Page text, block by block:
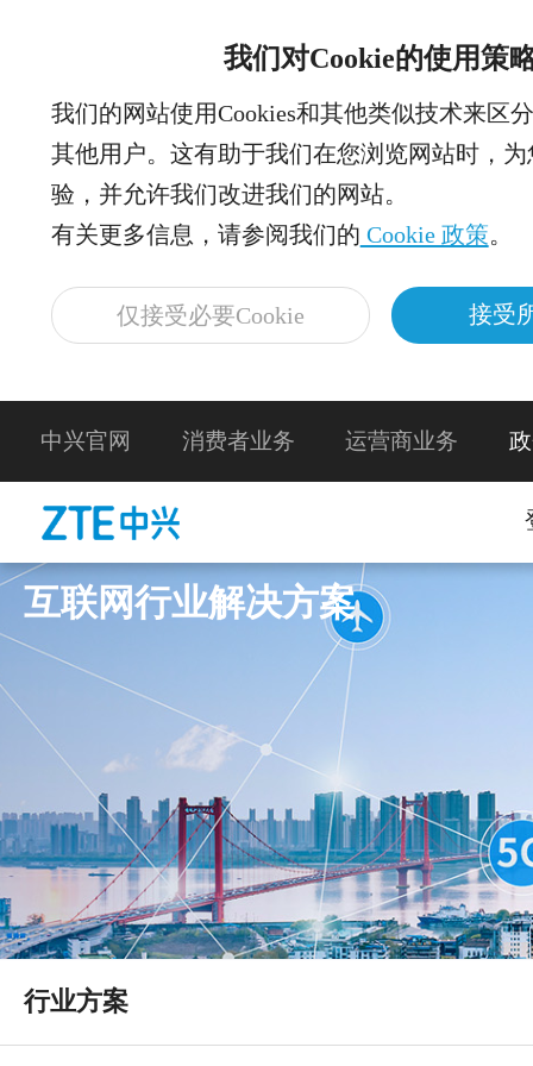
我们对Cookie的使用策
我们的网站使用Cookies和其他类似技术来区
其他用户。这有助于我们在您浏览网站时，
验，并允许我们改进我们的网站。
有关更多信息，请参阅我们的 Cookie 政策。
仅接受必要Cookie 接受
中兴官网 消费者业务 运营商业务
互联网行业解决方案
行业方案